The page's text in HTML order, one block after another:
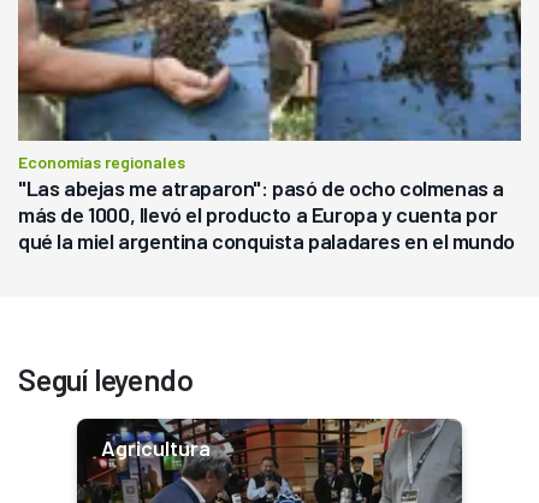
Economías regionales
"Las abejas me atraparon": pasó de ocho colmenas a
más de 1000, llevó el producto a Europa y cuenta por
qué la miel argentina conquista paladares en el mundo
Seguí leyendo
Agricultura